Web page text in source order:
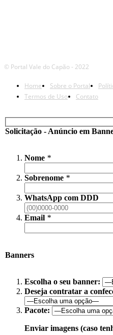
© Portal Vale do Capão - 2022
Home Sobre o Portal
Termos de Uso
Contato
Solicitação - Anúncio em
Nome *
Sobrenome *
WhatsApp com DDD
Email *
Banners
Escolha o seu banner:
Deseja contratar a
Pacote:
Enviar imagens (caso